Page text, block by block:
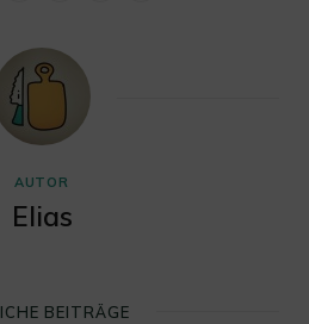
AUTOR
Elias
BEITRÄGE